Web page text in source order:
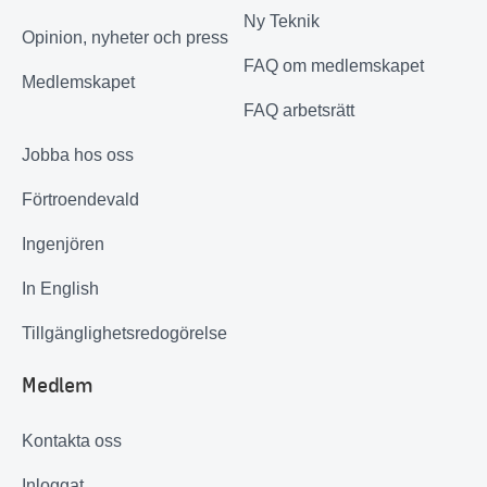
Opinion, nyheter och press
Medlemskapet
Ny Teknik
FAQ om medlemskapet
FAQ arbetsrätt
Jobba hos oss
Förtroendevald
Ingenjören
In English
Tillgänglighetsredogörelse
Medlem
Kontakta oss